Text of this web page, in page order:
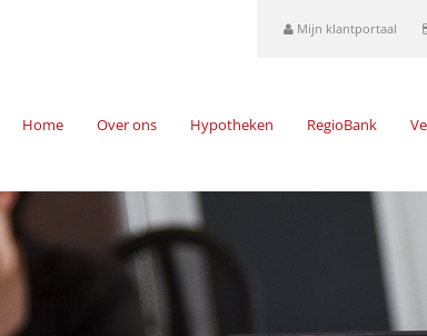
Mijn klantportaal
Home Over ons Hypotheken RegioBank